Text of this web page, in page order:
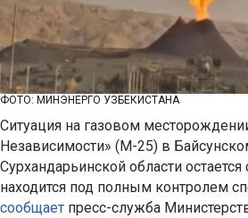
ФОТО: МИНЭНЕРГО УЗБЕКИСТАНА
Ситуация на газовом
Независимости» (М-25) в
Сурхандарьинской области остается
находится под полным контролем
сообщает пресс-служба